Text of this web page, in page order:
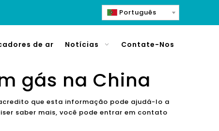
Português
de ar Notícias Contate-Nos
gás na China
que esta informação pode ajudá-lo a
saber mais, você pode entrar em contato